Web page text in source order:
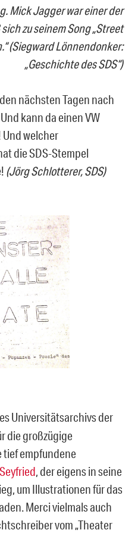
Mick Jagger war einer der
zu seinem Song „Street
(Siegward Lönnendonker:
„Geschichte des SDS“)
nächsten Tagen nach
kann da einen VW
welcher
die SDS-Stempel
(Jörg Schlotterer, SDS)
Universitätsarchivs der
die großzügige
tief empfundene
, der eigens in seine
um Illustrationen für das
Merci vielmals auch
vom „Theater